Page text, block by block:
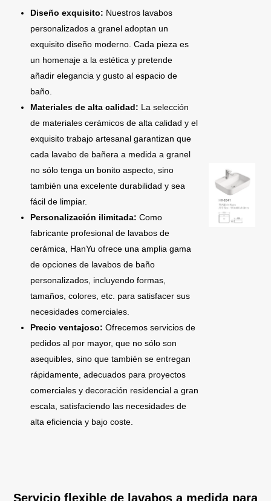
Diseño exquisito: Nuestros lavabos
personalizados a granel adoptan un
exquisito diseño moderno. Cada pieza es
un homenaje a la estética y pretende
añadir elegancia y gusto al espacio de
baño.
Materiales de alta calidad: La selección
de materiales cerámicos de alta calidad y el
exquisito trabajo artesanal garantizan que
cada lavabo de bañera a medida a granel
no sólo tenga un bonito aspecto, sino
también una excelente durabilidad y sea
fácil de limpiar.
Personalización ilimitada: Como
fabricante profesional de lavabos de
cerámica, HanYu ofrece una amplia gama
de opciones de lavabos de baño
personalizados, incluyendo formas,
tamaños, colores, etc. para satisfacer sus
necesidades comerciales.
Precio ventajoso: Ofrecemos servicios de
pedidos al por mayor, que no sólo son
asequibles, sino que también se entregan
rápidamente, adecuados para proyectos
comerciales y decoración residencial a gran
escala, satisfaciendo las necesidades de
alta eficiencia y bajo coste.
Servicio flexible de lavabos a medida para